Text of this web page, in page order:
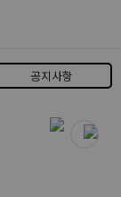
공지사항